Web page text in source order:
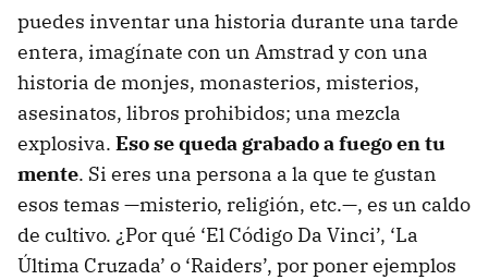
puedes inventar una historia durante una tarde
entera, imagínate con un Amstrad y con una
historia de monjes, monasterios, misterios,
asesinatos, libros prohibidos; una mezcla
explosiva. Eso se queda grabado a fuego en tu
mente. Si eres una persona a la que te gustan
esos temas —misterio, religión, etc.—, es un caldo
de cultivo. ¿Por qué ‘El Código Da Vinci’, ‘La
Última Cruzada’ o ‘Raiders’, por poner ejemplos